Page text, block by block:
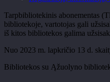
Tarpbibliotekinis abonementas
bibliotekoje, vartotojas gali
iš kitos bibliotekos galima
Nuo 2023 m. lapkričio 13 d.
Bibliotekos su Ąžuolyno